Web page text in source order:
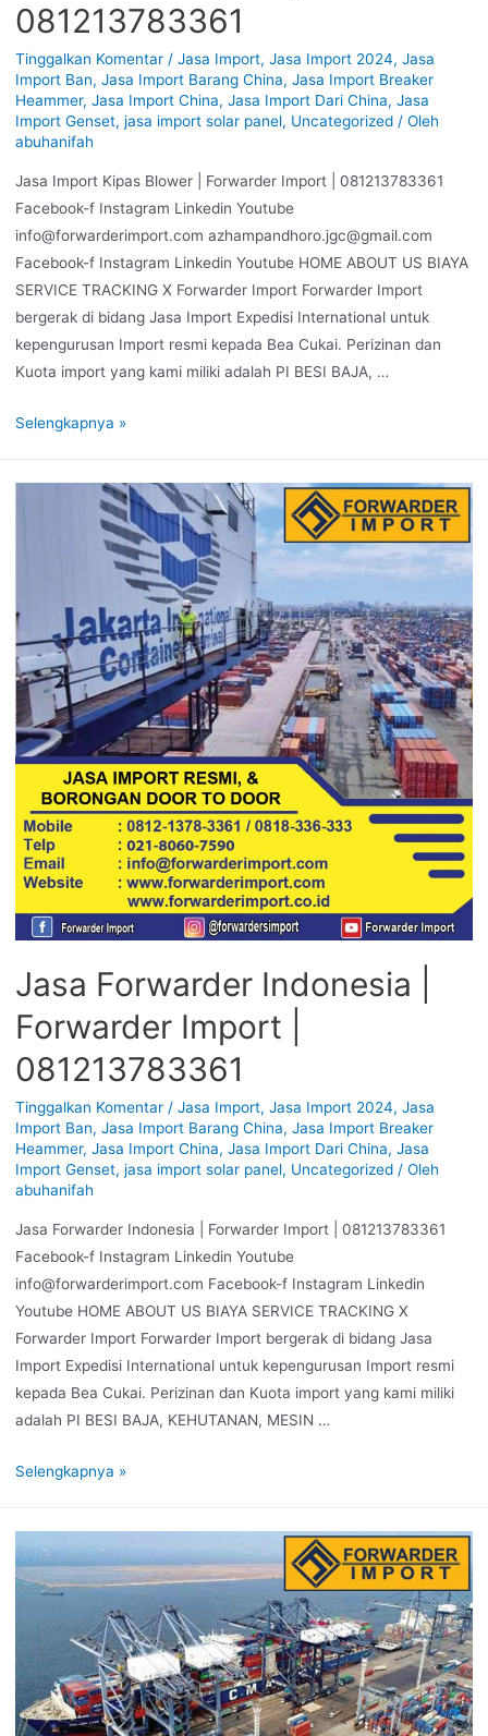
081213783361
Tinggalkan Komentar / Jasa Import, Jasa Import 2024, Jasa
Import Ban, Jasa Import Barang China, Jasa Import Breaker
Heammer, Jasa Import China, Jasa Import Dari China, Jasa
Import Genset, jasa import solar panel, Uncategorized/ Oleh
abuhanifah
Jasa Import Kipas Blower | Forwarder Import | 081213783361
Facebook-f Instagram Linkedin Youtube
info@forwarderimport.com azhampandhoro.jgc@gmail.com
Facebook-f Instagram Linkedin Youtube HOME ABOUT US BIAYA
SERVICE TRACKING X Forwarder Import Forwarder Import
bergerak di bidang Jasa Import Expedisi International untuk
kepengurusan Import resmi kepada Bea Cukai. Perizinan dan
Kuota import yang kami miliki adalah PI BESI BAJA, …
Selengkapnya »
Jasa Forwarder Indonesia |
Forwarder Import |
081213783361
Tinggalkan Komentar / Jasa Import, Jasa Import 2024, Jasa
Import Ban, Jasa Import Barang China, Jasa Import Breaker
Heammer, Jasa Import China, Jasa Import Dari China, Jasa
Import Genset, jasa import solar panel, Uncategorized/ Oleh
abuhanifah
Jasa Forwarder Indonesia | Forwarder Import | 081213783361
Facebook-f Instagram Linkedin Youtube
info@forwarderimport.com Facebook-f Instagram Linkedin
Youtube HOME ABOUT US BIAYA SERVICE TRACKING X
Forwarder Import Forwarder Import bergerak di bidang Jasa
Import Expedisi International untuk kepengurusan Import resmi
kepada Bea Cukai. Perizinan dan Kuota import yang kami miliki
adalah PI BESI BAJA, KEHUTANAN, MESIN …
Selengkapnya »